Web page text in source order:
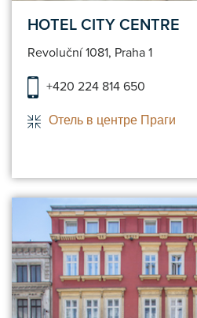
HOTEL CITY CENTRE
Revoluční 1081, Praha 1
+420 224 814 650
Отель в центре Праги